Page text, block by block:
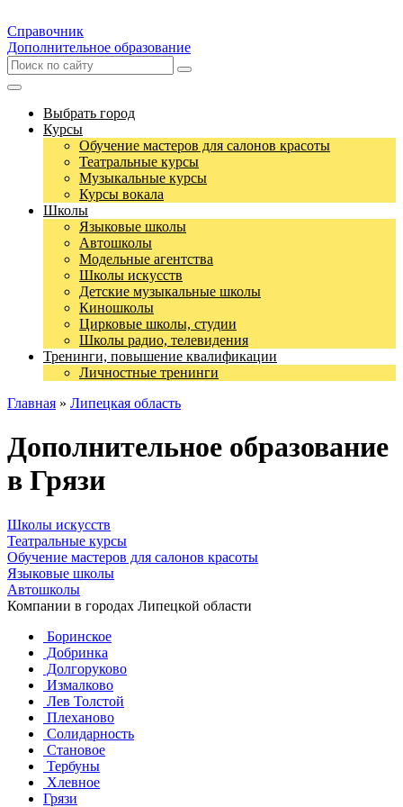
Справочник
Дополнительное образование
Выбрать город
Курсы
Обучение мастеров для салонов красоты
Театральные курсы
Музыкальные курсы
Курсы вокала
Школы
Языковые школы
Автошколы
Модельные агентства
Школы искусств
Детские музыкальные школы
Киношколы
Цирковые школы, студии
Школы радио, телевидения
Тренинги, повышение квалификации
Личностные тренинги
Главная » Липецкая область
Дополнительное образование
в Грязи
Школы искусств
Театральные курсы
Обучение мастеров для салонов красоты
Языковые школы
Автошколы
Компании в городах Липецкой области
Боринское
Добринка
Долгоруково
Измалково
Лев Толстой
Плеханово
Солидарность
Становое
Тербуны
Хлевное
Грязи